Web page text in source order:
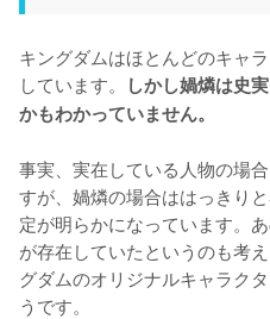
キングダムはほとんどのキャ
しています。
しかし媧燐は史
かもわかっていません。
事実、実在している人物の場
すが、媧燐の場合ははっきり
定が明らかになっています。
が存在していたというのも考
グダムのオリジナルキャラク
うです。